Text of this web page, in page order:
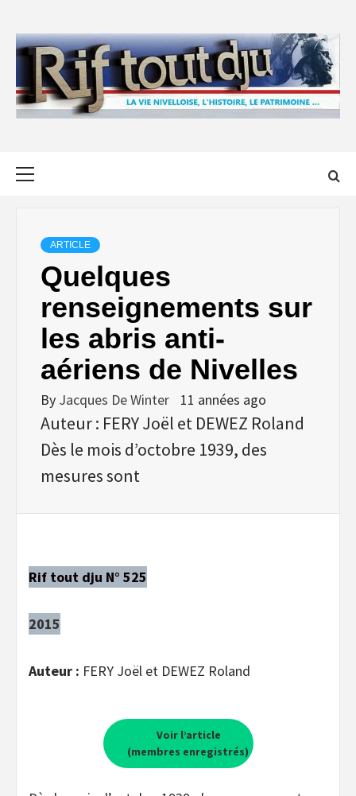
content
ARTICLE
Quelques
renseignements sur
les abris anti-
aériens de Nivelles
By Jacques De Winter 11 années ago
Auteur : FERY Joël et DEWEZ Roland
Dès le mois d’octobre 1939, des
mesures sont
Rif tout dju N° 525
2015
Auteur : FERY Joël et DEWEZ Roland
Voir l’article
(membres enregistrés)